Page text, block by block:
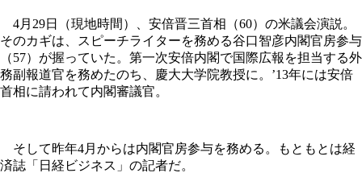
4月29日（現地時間）、安倍晋三首相（60）の米議会演説。
そのカギは、スピーチライターを務める谷口智彦内閣官房参与
（57）が握っていた。第一次安倍内閣で国際広報を担当する外
務副報道官を務めたのち、慶大大学院教授に。’13年には安倍
首相に請われて内閣審議官。
そして昨年4月からは内閣官房参与を務める。もともとは経
済誌「日経ビジネス」の記者だ。